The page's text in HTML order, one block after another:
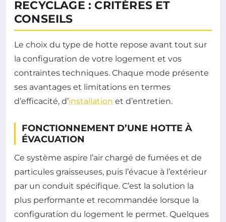
RECYCLAGE : CRITÈRES ET
CONSEILS
Le choix du type de hotte repose avant tout sur
la configuration de votre logement et vos
contraintes techniques. Chaque mode présente
ses avantages et limitations en termes
d’efficacité, d’installation et d’entretien.
FONCTIONNEMENT D’UNE HOTTE À
ÉVACUATION
Ce système aspire l’air chargé de fumées et de
particules graisseuses, puis l’évacue à l’extérieur
par un conduit spécifique. C’est la solution la
plus performante et recommandée lorsque la
configuration du logement le permet. Quelques